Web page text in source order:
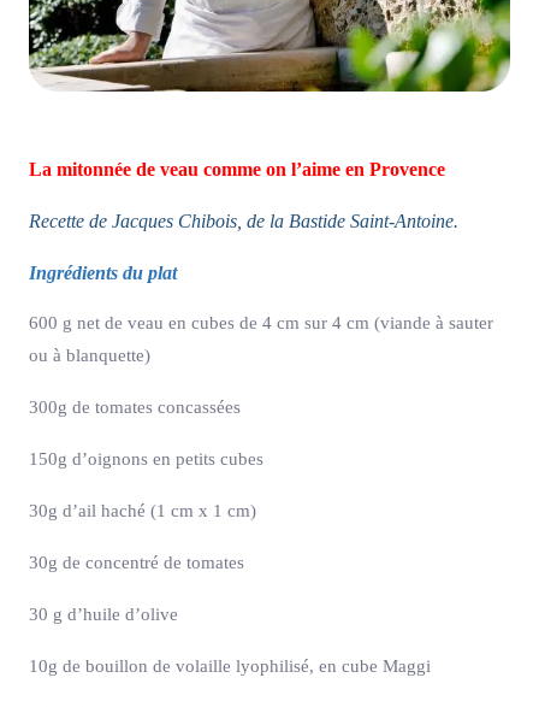
La mitonnée de veau comme on l’aime en Provence
Recette de Jacques Chibois, de la Bastide Saint-Antoine.
Ingrédients du plat
600 g net de veau en cubes de 4 cm sur 4 cm (viande à sauter
ou à blanquette)
300g de tomates concassées
150g d’oignons en petits cubes
30g d’ail haché (1 cm x 1 cm)
30g de concentré de tomates
30 g d’huile d’olive
10g de bouillon de volaille lyophilisé, en cube Maggi